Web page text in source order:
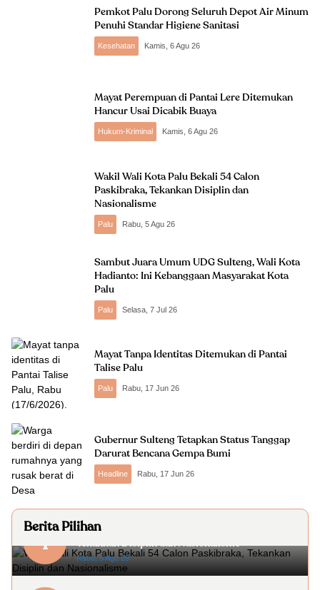
Pemkot Palu Dorong Seluruh Depot Air Minum
Penuhi Standar Higiene Sanitasi
Kesehatan Kamis, 6 Agu 26
Mayat Perempuan di Pantai Lere Ditemukan
Hancur Usai Dicabik Buaya
Hukum-Kriminal Kamis, 6 Agu 26
Wakil Wali Kota Palu Bekali 54 Calon
Paskibraka, Tekankan Disiplin dan
Nasionalisme
Palu Rabu, 5 Agu 26
Sambut Juara Umum UDG Sulteng, Wali Kota
Hadianto: Ini Kebanggaan Masyarakat Kota
Palu
Palu Selasa, 7 Jul 26
Mayat Tanpa Identitas Ditemukan di Pantai
Talise Palu
Palu Rabu, 17 Jun 26
Gubernur Sulteng Tetapkan Status Tanggap
Darurat Bencana Gempa Bumi
Headline Rabu, 17 Jun 26
Berita Pilihan
1
Wakil Wali Kota Palu Bekali 54 Calon Paskibraka,
Tekankan Disiplin dan Nasionalisme
Rabu, 5 Agu 26